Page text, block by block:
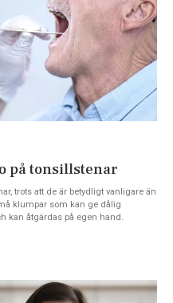
på tonsillstenar
trots att de är betydligt vanligare än
klumpar som kan ge dålig
kan åtgärdas på egen hand.